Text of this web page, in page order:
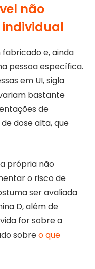
não
e, ainda
pessoa específica.
em UI, sigla
bastante
de
dose alta, que
própria não
o risco de
ser avaliada
D, além de
for sobre a
sobreo que